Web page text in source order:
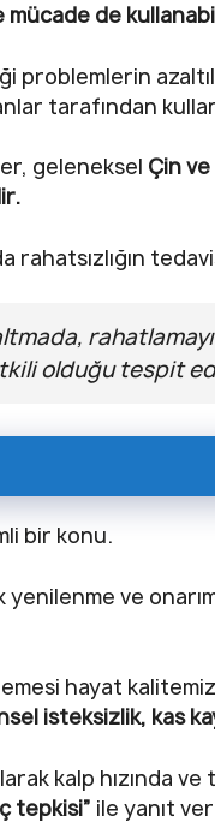
de
tarafından
geleneksel Çin ve
rahatsızlığın
olduğu tespit
bir konu.
ve
hayat
isteksizlik, kas
kalp hızında
tepkisi” ile yanıt